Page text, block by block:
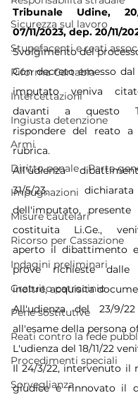
Sicurezza sul lavoro
Stupefacenti e reati
Riforma Cartabia
Intercettazioni
Ingiusta detenzione
Armi
Diritto penale - Parte
Impugnazioni
Misure cautelari
Ricorso per Cassazione
Indagini preliminari
Gratuito patrocinio
Pene sostitutive
Reati contro la fede
Procedimenti speciali
Sorveglianza
Tribunale Udine, 20/
07/11/2023, dep. 20/11/
Svolgimento del
Con decreto emesso dal
imputato veniva
davanti a questo
rispondere del reato
rubrica.
All'udienza
31/5/23,
dell'imputato,
costituita Li.Ge.,
aperto il dibattimento
prove richieste dalle
inoltre, acquisita
All'udienza del 23/9/
all'esame della persona
L'udienza del 18/11/22
Il 24/3/22, intervenuto il
giudice e rinnovato il